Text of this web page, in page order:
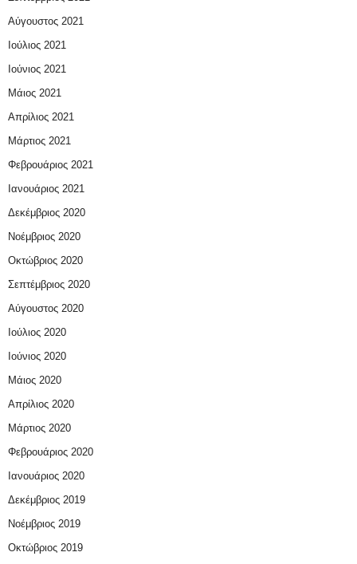
Αύγουστος 2021
Ιούλιος 2021
Ιούνιος 2021
Μάιος 2021
Απρίλιος 2021
Μάρτιος 2021
Φεβρουάριος 2021
Ιανουάριος 2021
Δεκέμβριος 2020
Νοέμβριος 2020
Οκτώβριος 2020
Σεπτέμβριος 2020
Αύγουστος 2020
Ιούλιος 2020
Ιούνιος 2020
Μάιος 2020
Απρίλιος 2020
Μάρτιος 2020
Φεβρουάριος 2020
Ιανουάριος 2020
Δεκέμβριος 2019
Νοέμβριος 2019
Οκτώβριος 2019